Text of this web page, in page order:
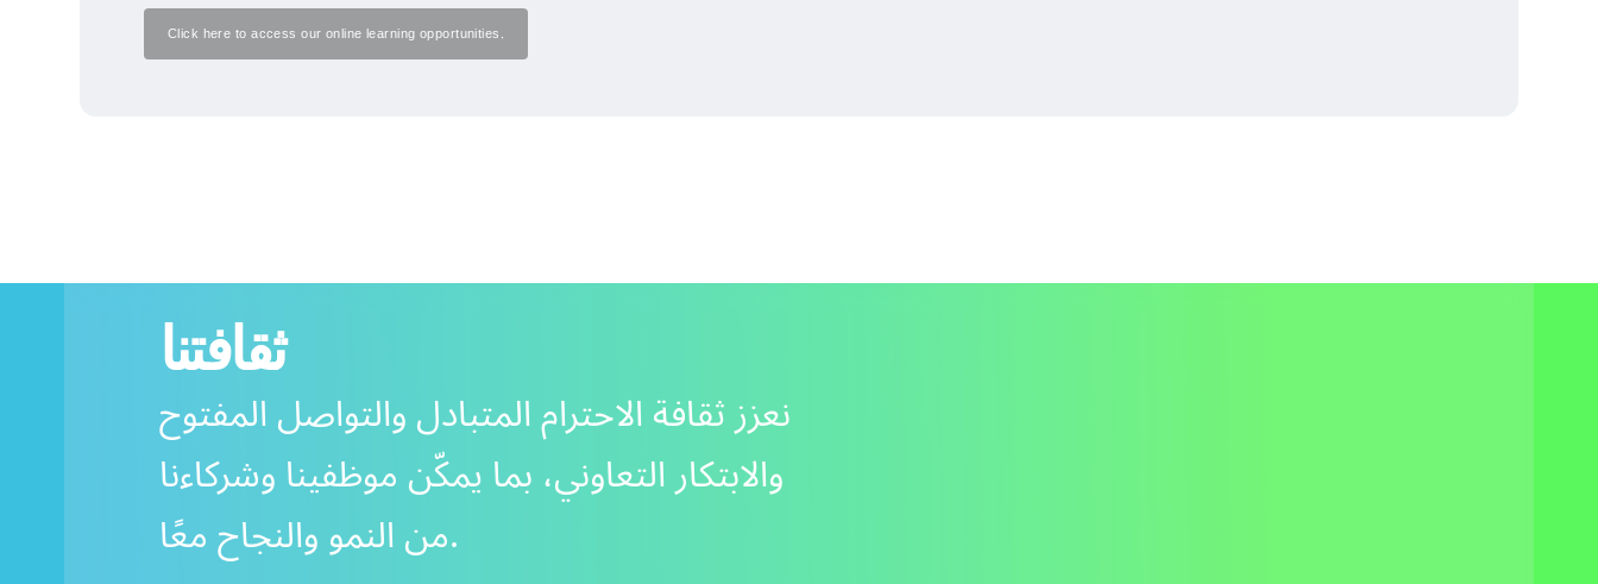
Click here to access our online learning opportunities.
ثقافتنا
نعزز ثقافة الاحترام المتبادل والتواصل المفتوح
والابتكار التعاوني، بما يمكّن موظفينا وشركاءنا
من النمو والنجاح معًا.